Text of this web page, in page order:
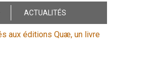
ACTUALITÉS
aux éditions Quæ, un livre